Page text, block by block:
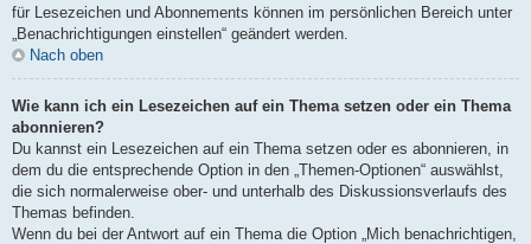
für Lesezeichen und Abonnements können im persönlichen Bereich unter
„Benachrichtigungen einstellen“ geändert werden.
Nach oben
Wie kann ich ein Lesezeichen auf ein Thema setzen oder ein Thema
abonnieren?
Du kannst ein Lesezeichen auf ein Thema setzen oder es abonnieren, in
dem du die entsprechende Option in den „Themen-Optionen“ auswählst,
die sich normalerweise ober- und unterhalb des Diskussionsverlaufs des
Themas befinden.
Wenn du bei der Antwort auf ein Thema die Option „Mich benachrichtigen,